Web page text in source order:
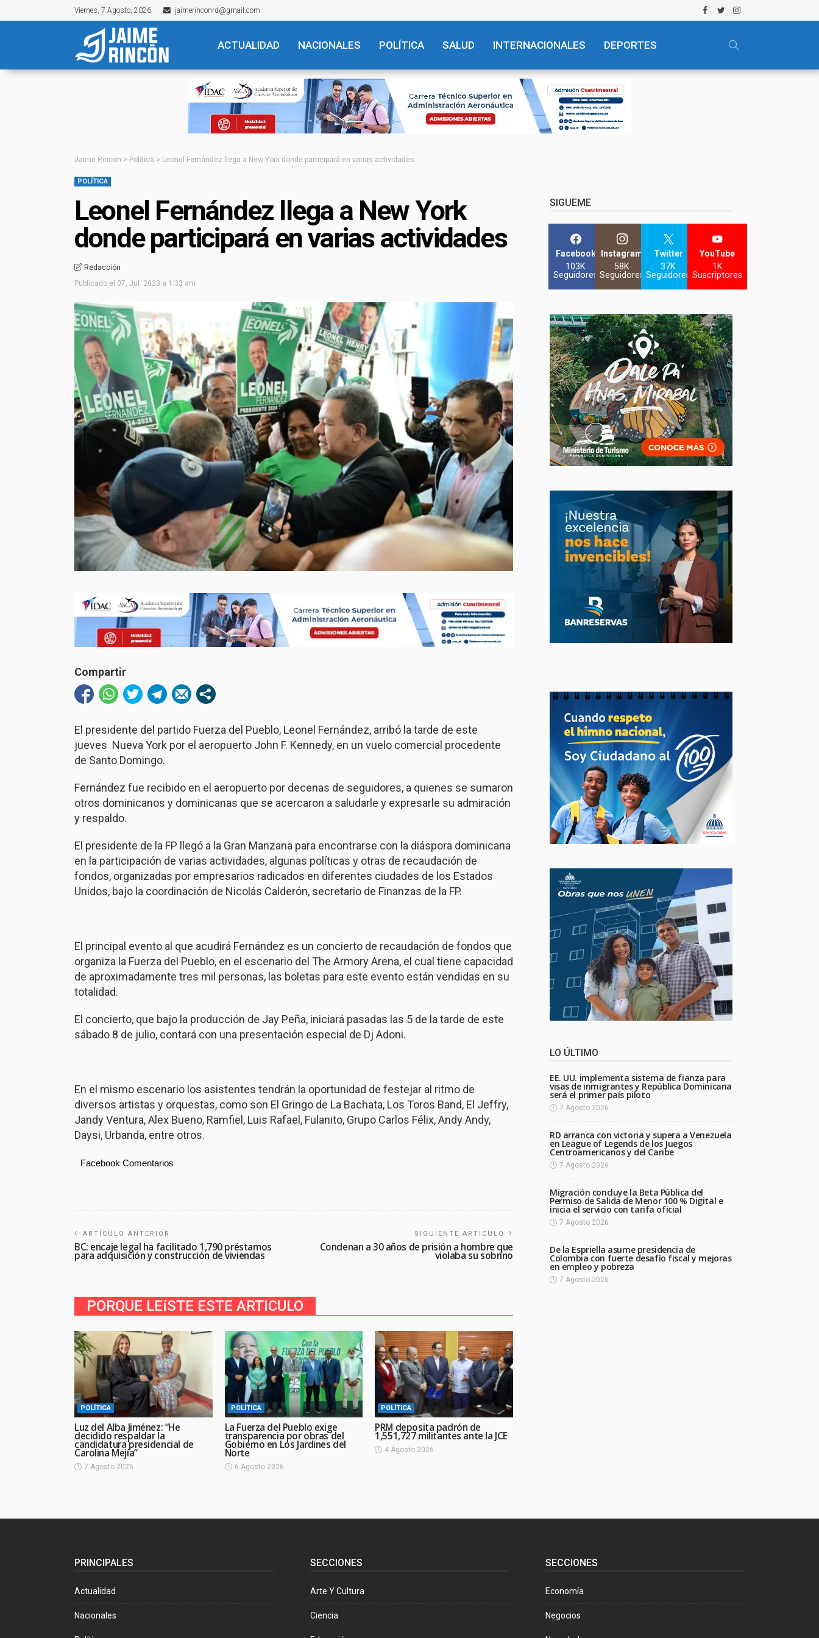
Viernes, 7 Agosto, 2026 jaimerinconrd@gmail.com
ACTUALIDAD NACIONALES POLÍTICA SALUD INTERNACIONALES DEPORTES
Jaime Rincon > Política > Leonel Fernández llega a New York donde participará en varias actividades
POLÍTICA
Leonel Fernández llega a New York
donde participará en varias actividades
Redacción
Publicado el 07, Jul. 2023 a 1:33 am
Compartir
El presidente del partido Fuerza del Pueblo, Leonel Fernández, arribó la tarde de este
jueves Nueva York por el aeropuerto John F. Kennedy, en un vuelo comercial procedente
de Santo Domingo.
Fernández fue recibido en el aeropuerto por decenas de seguidores, a quienes se sumaron
otros dominicanos y dominicanas que se acercaron a saludarle y expresarle su admiración
y respaldo.
El presidente de la FP llegó a la Gran Manzana para encontrarse con la diáspora dominicana
en la participación de varias actividades, algunas políticas y otras de recaudación de
fondos, organizadas por empresarios radicados en diferentes ciudades de los Estados
Unidos, bajo la coordinación de Nicolás Calderón, secretario de Finanzas de la FP.
El principal evento al que acudirá Fernández es un concierto de recaudación de fondos que
organiza la Fuerza del Pueblo, en el escenario del The Armory Arena, el cual tiene capacidad
de aproximadamente tres mil personas, las boletas para este evento están vendidas en su
totalidad.
El concierto, que bajo la producción de Jay Peña, iniciará pasadas las 5 de la tarde de este
sábado 8 de julio, contará con una presentación especial de Dj Adoni.
En el mismo escenario los asistentes tendrán la oportunidad de festejar al ritmo de
diversos artistas y orquestas, como son El Gringo de La Bachata, Los Toros Band, El Jeffry,
Jandy Ventura, Alex Bueno, Ramfiel, Luis Rafael, Fulanito, Grupo Carlos Félix, Andy Andy,
Daysi, Urbanda, entre otros.
Facebook Comentarios
ARTÍCULO ANTERIOR
BC: encaje legal ha facilitado 1,790 préstamos
para adquisición y construcción de viviendas
SIGUIENTE ARTICULO
Condenan a 30 años de prisión a hombre que
violaba su sobrino
PORQUE LEíSTE ESTE ARTICULO
POLÍTICA
Luz del Alba Jiménez: “He
decidido respaldar la
candidatura presidencial de
Carolina Mejía”
7 Agosto 2026
POLÍTICA
La Fuerza del Pueblo exige
transparencia por obras del
Gobierno en Los Jardines del
Norte
6 Agosto 2026
POLÍTICA
PRM deposita padrón de
1,551,727 militantes ante la JCE
4 Agosto 2026
SIGUEME
Facebook
103K
Seguidores
Instagram
58K
Seguidores
Twitter
37K
Seguidores
YouTube
1K
Suscriptores
LO ÚLTIMO
EE. UU. implementa sistema de fianza para
visas de inmigrantes y República Dominicana
será el primer país piloto
7 Agosto 2026
RD arranca con victoria y supera a Venezuela
en League of Legends de los Juegos
Centroamericanos y del Caribe
7 Agosto 2026
Migración concluye la Beta Pública del
Permiso de Salida de Menor 100 % Digital e
inicia el servicio con tarifa oficial
7 Agosto 2026
De la Espriella asume presidencia de
Colombia con fuerte desafío fiscal y mejoras
en empleo y pobreza
7 Agosto 2026
PRINCIPALES
Actualidad
Nacionales
SECCIONES
Arte Y Cultura
Ciencia
SECCIONES
Economía
Negocios